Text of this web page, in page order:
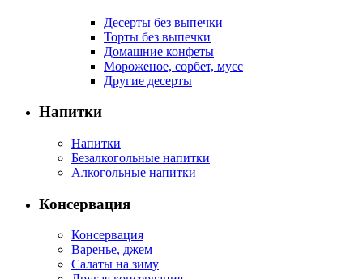
Десерты без выпечки
Торты без выпечки
Домашние конфеты
Мороженое, сорбет, мусс
Другие десерты
Напитки
Напитки
Безалкогольные напитки
Алкогольные напитки
Консервация
Консервация
Варенье, джем
Салаты на зиму